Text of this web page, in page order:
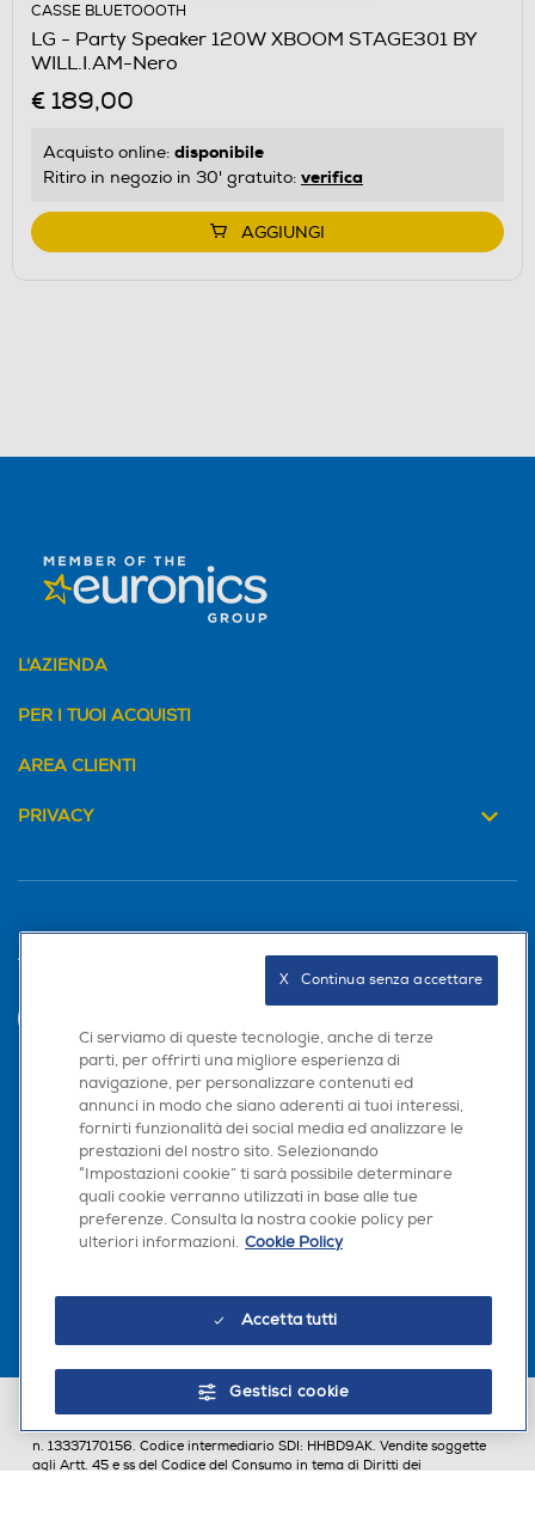
CASSE BLUETOOOTH
LG - Party Speaker 120W XBOOM STAGE301 BY
WILL.I.AM-Nero
€ 189,00
Acquisto online: disponibile
Ritiro in negozio in 30' gratuito: verifica
AGGIUNGI
L'AZIENDA
PER I TUOI ACQUISTI
AREA CLIENTI
PRIVACY
Trova negozio
Seguici sui social
Scarica la nostra app
n. 13337170156. Codice intermediario SDI: HHBD9AK. Vendite soggette
agli Artt. 45 e ss del Codice del Consumo in tema di Diritti dei
Ci serviamo di queste tecnologie, anche di terze
parti, per offrirti una migliore esperienza di
navigazione, per personalizzare contenuti ed
annunci in modo che siano aderenti ai tuoi interessi,
fornirti funzionalità dei social media ed analizzare le
prestazioni del nostro sito. Selezionando
“Impostazioni cookie” ti sarà possibile determinare
quali cookie verranno utilizzati in base alle tue
preferenze. Consulta la nostra cookie policy per
ulteriori informazioni. Cookie Policy
Accetta tutti
Gestisci cookie
X   Continua senza accettare